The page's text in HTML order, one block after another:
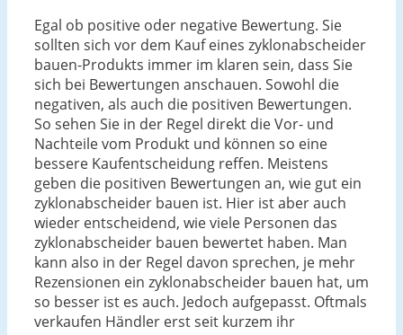
Egal ob positive oder negative Bewertung. Sie
sollten sich vor dem Kauf eines zyklonabscheider
bauen-Produkts immer im klaren sein, dass Sie
sich bei Bewertungen anschauen. Sowohl die
negativen, als auch die positiven Bewertungen.
So sehen Sie in der Regel direkt die Vor- und
Nachteile vom Produkt und können so eine
bessere Kaufentscheidung reffen. Meistens
geben die positiven Bewertungen an, wie gut ein
zyklonabscheider bauen ist. Hier ist aber auch
wieder entscheidend, wie viele Personen das
zyklonabscheider bauen bewertet haben. Man
kann also in der Regel davon sprechen, je mehr
Rezensionen ein zyklonabscheider bauen hat, um
so besser ist es auch. Jedoch aufgepasst. Oftmals
verkaufen Händler erst seit kurzem ihr